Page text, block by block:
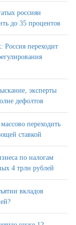
россиян
до 35 процентов
переходит
эксперты
дефолтов
переходить
ставкой
по налогам
4 трлн рублей
вкладов